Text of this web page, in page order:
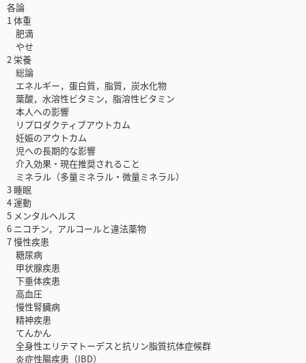
各論
1 体重
肥満
やせ
2 栄養
総論
エネルギー，蛋白質，脂質，炭水化物
葉酸，水溶性ビタミン，脂溶性ビタミン
本人への影響
リプロダクティブアウトカム
妊娠のアウトカム
児への長期的な影響
介入効果・現在推奨されること
ミネラル（多量ミネラル・微量ミネラル）
3 睡眠
4 運動
5 メンタルヘルス
6 ニコチン，アルコールと違法薬物
7 慢性疾患
糖尿病
甲状腺疾患
下垂体疾患
高血圧
慢性腎臓病
精神疾患
てんかん
全身性エリテマトーデスと抗リン脂質抗体症候群
炎症性腸疾患（IBD）